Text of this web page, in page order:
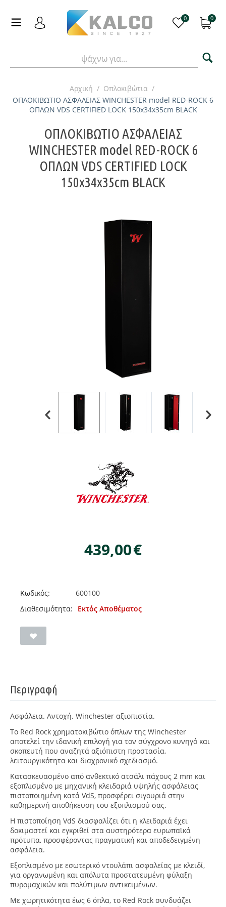
0 0
Αρχική / Οπλοκιβώτια /
ΟΠΛΟΚΙΒΩΤΙΟ ΑΣΦΑΛΕΙΑΣ WINCHESTER model RED-ROCK 6
ΟΠΛΩΝ VDS CERTIFIED LOCK 150x34x35cm BLACK
ΟΠΛΟΚΙΒΩΤΙΟ ΑΣΦΑΛΕΙΑΣ
WINCHESTER model RED-ROCK 6
ΟΠΛΩΝ VDS CERTIFIED LOCK
150x34x35cm BLACK
439,00€
Κωδικός:
600100
Διαθεσιμότητα:
Εκτός Αποθέματος
Περιγραφή
Ασφάλεια. Αντοχή. Winchester αξιοπιστία.
Το Red Rock χρηματοκιβώτιο όπλων της Winchester
αποτελεί την ιδανική επιλογή για τον σύγχρονο κυνηγό και
σκοπευτή που αναζητά αξιόπιστη προστασία,
λειτουργικότητα και διαχρονικό σχεδιασμό.
Κατασκευασμένο από ανθεκτικό ατσάλι πάχους 2 mm και
εξοπλισμένο με μηχανική κλειδαριά υψηλής ασφάλειας
πιστοποιημένη κατά VdS, προσφέρει σιγουριά στην
καθημερινή αποθήκευση του εξοπλισμού σας.
Η πιστοποίηση VdS διασφαλίζει ότι η κλειδαριά έχει
δοκιμαστεί και εγκριθεί στα αυστηρότερα ευρωπαϊκά
πρότυπα, προσφέροντας πραγματική και αποδεδειγμένη
ασφάλεια.
Εξοπλισμένο με εσωτερικό ντουλάπι ασφαλείας με κλειδί,
για οργανωμένη και απόλυτα προστατευμένη φύλαξη
πυρομαχικών και πολύτιμων αντικειμένων.
Με χωρητικότητα έως 6 όπλα, το Red Rock συνδυάζει